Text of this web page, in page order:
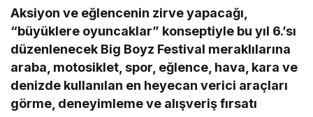
Yarışmasını Başlattı
Aksiyon ve eğlencenin zirve yapacağı,
“büyüklere oyuncaklar” konseptiyle bu yıl 6.’sı
düzenlenecek Big Boyz Festival meraklılarına
araba, motosiklet, spor, eğlence, hava, kara ve
denizde kullanılan en heyecan verici araçları
görme, deneyimleme ve alışveriş fırsatı